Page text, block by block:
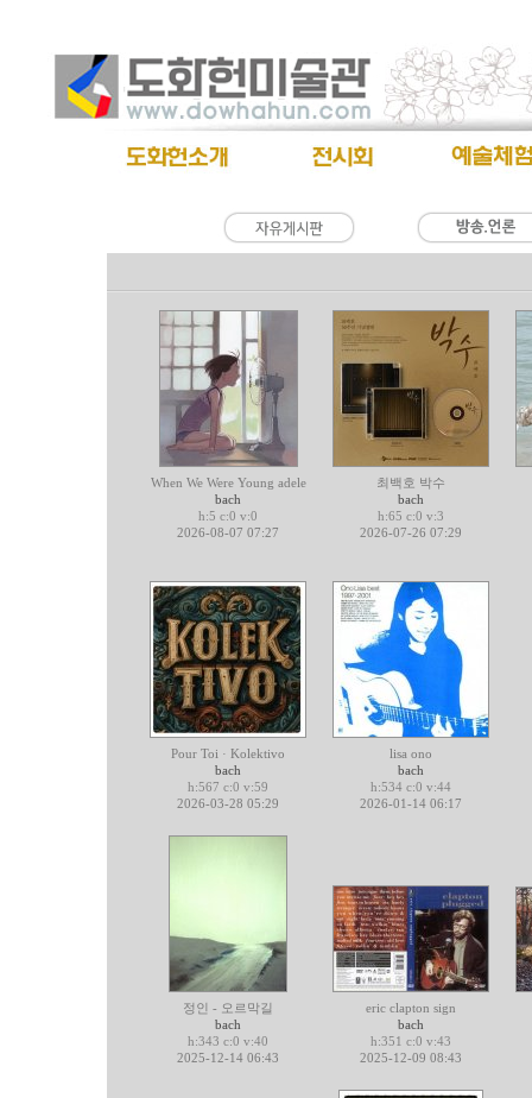
When We Were Young adele
bach
h:5 c:0 v:0
2026-08-07 07:27
최백호 박수
bach
h:65 c:0 v:3
2026-07-26 07:29
Pour Toi · Kolektivo
bach
h:567 c:0 v:59
2026-03-28 05:29
lisa ono
bach
h:534 c:0 v:44
2026-01-14 06:17
정인 - 오르막길
bach
h:343 c:0 v:40
2025-12-14 06:43
eric clapton sign
bach
h:351 c:0 v:43
2025-12-09 08:43